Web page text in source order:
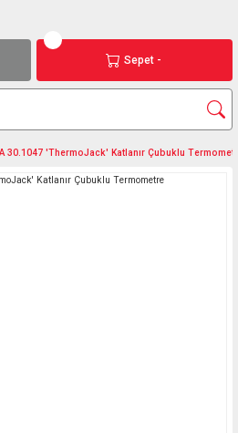
Sepet -
30.1047 'ThermoJack' Katlanır Çubuklu